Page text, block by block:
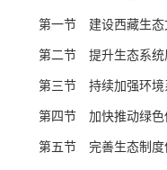
第一节 建设西藏生
第二节 提升生态系
第三节 持续加强环境
第 四节 加快推动绿
第五节 完善生态制度